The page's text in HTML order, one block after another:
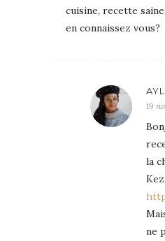
cuisine, recette saine
en connaissez vous?
19
la
ne